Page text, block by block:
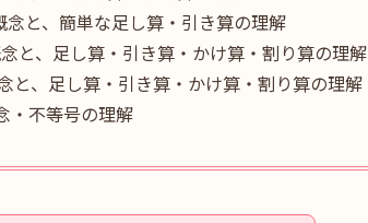
念と、簡単な足し算・引き算の理解
と、足し算・引き算・かけ算・割り算の理解
と、足し算・引き算・かけ算・割り算の理解
・不等号の理解